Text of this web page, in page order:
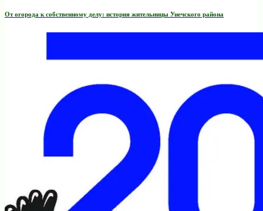
От огорода к собственному делу: история жительницы Унечского района